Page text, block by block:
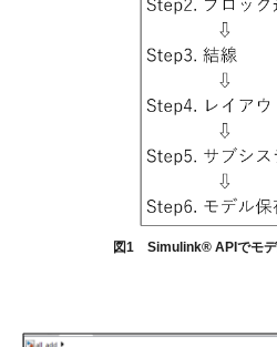
図1 Simulink® APIでモデ